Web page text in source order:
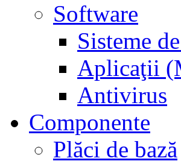
Software
Sisteme
Aplicaţii
Antivirus
Componente
Plăci de bază